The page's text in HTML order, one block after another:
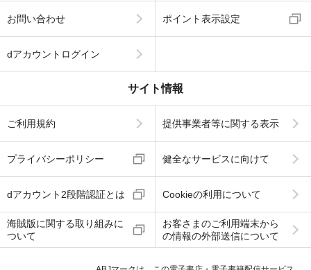
お問い合わせ ポイント表示設定
dアカウントログイン
サイト情報
ご利用規約 提供事業者等に関する表示
プライバシーポリシー 健全なサービスに向けて
dアカウント2段階認証とは Cookieの利用について
海賊版に関する取り組みに
ついて
お客さまのご利用端末から
の情報の外部送信について